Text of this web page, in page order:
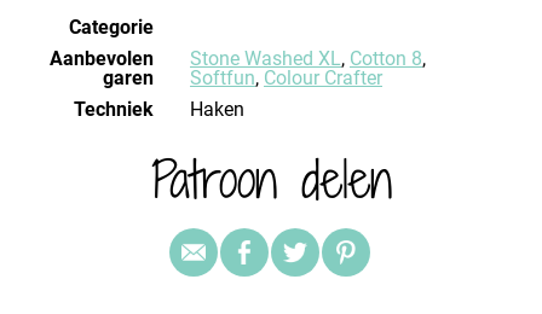
Categorie
Aanbevolen
garen
Stone Washed XL, Cotton 8,
Softfun, Colour Crafter
Techniek
haken
Patroon delen